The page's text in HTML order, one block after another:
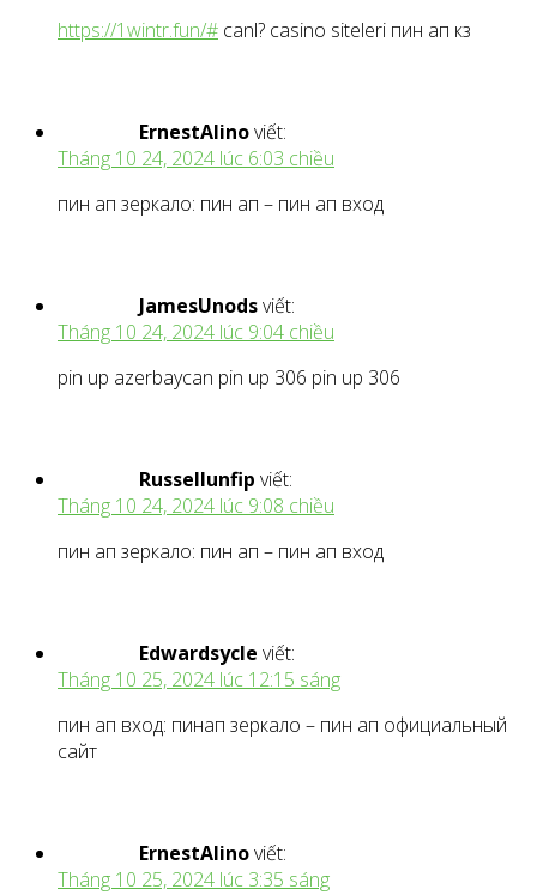
https://1wintr.fun/# canl? casino siteleri пин ап кз
ErnestAlinoviết:
Tháng 10 24, 2024 lúc 6:03 chiều
пин ап зеркало: пин ап – пин ап вход
JamesUnodsviết:
Tháng 10 24, 2024 lúc 9:04 chiều
pin up azerbaycan pin up 306 pin up 306
Russellunfip viết:
Tháng 10 24, 2024 lúc 9:08 chiều
пин ап зеркало: пин ап – пин ап вход
Edwardsycle viết:
Tháng 10 25, 2024 lúc 12:15 sáng
пин ап вход: пинап зеркало – пин ап официальный
сайт
ErnestAlinoviết:
Tháng 10 25, 2024 lúc 3:35 sáng